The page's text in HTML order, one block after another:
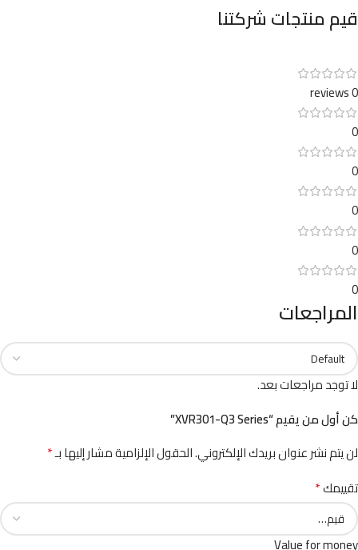
قيم منتجات شركتنا
0 reviews
0
0
0
0
0
المراجعات
لا توجد مراجعات بعد.
كن أول من يقيم “XVR301-Q3 Series”
لن يتم نشر عنوان بريدك الإلكتروني.الحقول الإلزامية مشار إليها بـ*
تقييمك*
Value for money